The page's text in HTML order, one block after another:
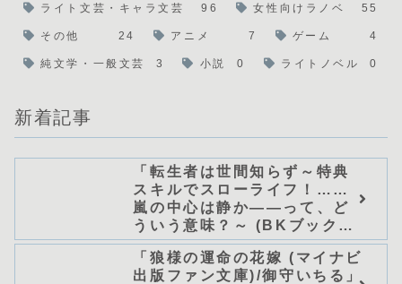
ライト文芸・キャラ文芸 96 女性向けラノベ 55
その他 24 アニメ 7 ゲーム 4
純文学・一般文芸 3 小説 0 ライトノベル 0
新着記事
「転生者は世間知らず～特典
スキルでスローライフ！……
嵐の中心は静か――って、ど
ういう意味？～ (BKブック
ス)/唖鳴蝉」シリーズ全巻のあ
らすじ・感想
「狼様の運命の花嫁 (マイナビ
出版ファン文庫)/御守いちる」